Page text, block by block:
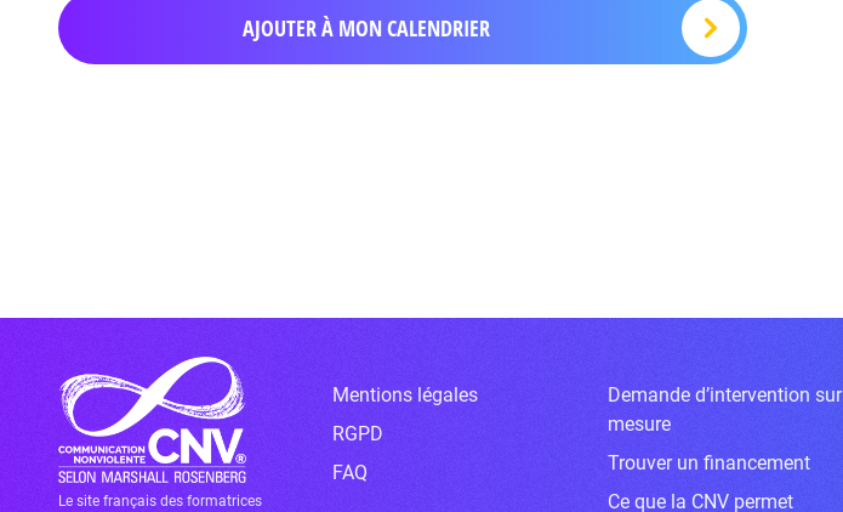
AJOUTER À MON CALENDRIER
Le site français des formatrices
Mentions légales
RGPD
FAQ
Demande d’intervention sur
mesure
Trouver un financement
Ce que la CNV permet